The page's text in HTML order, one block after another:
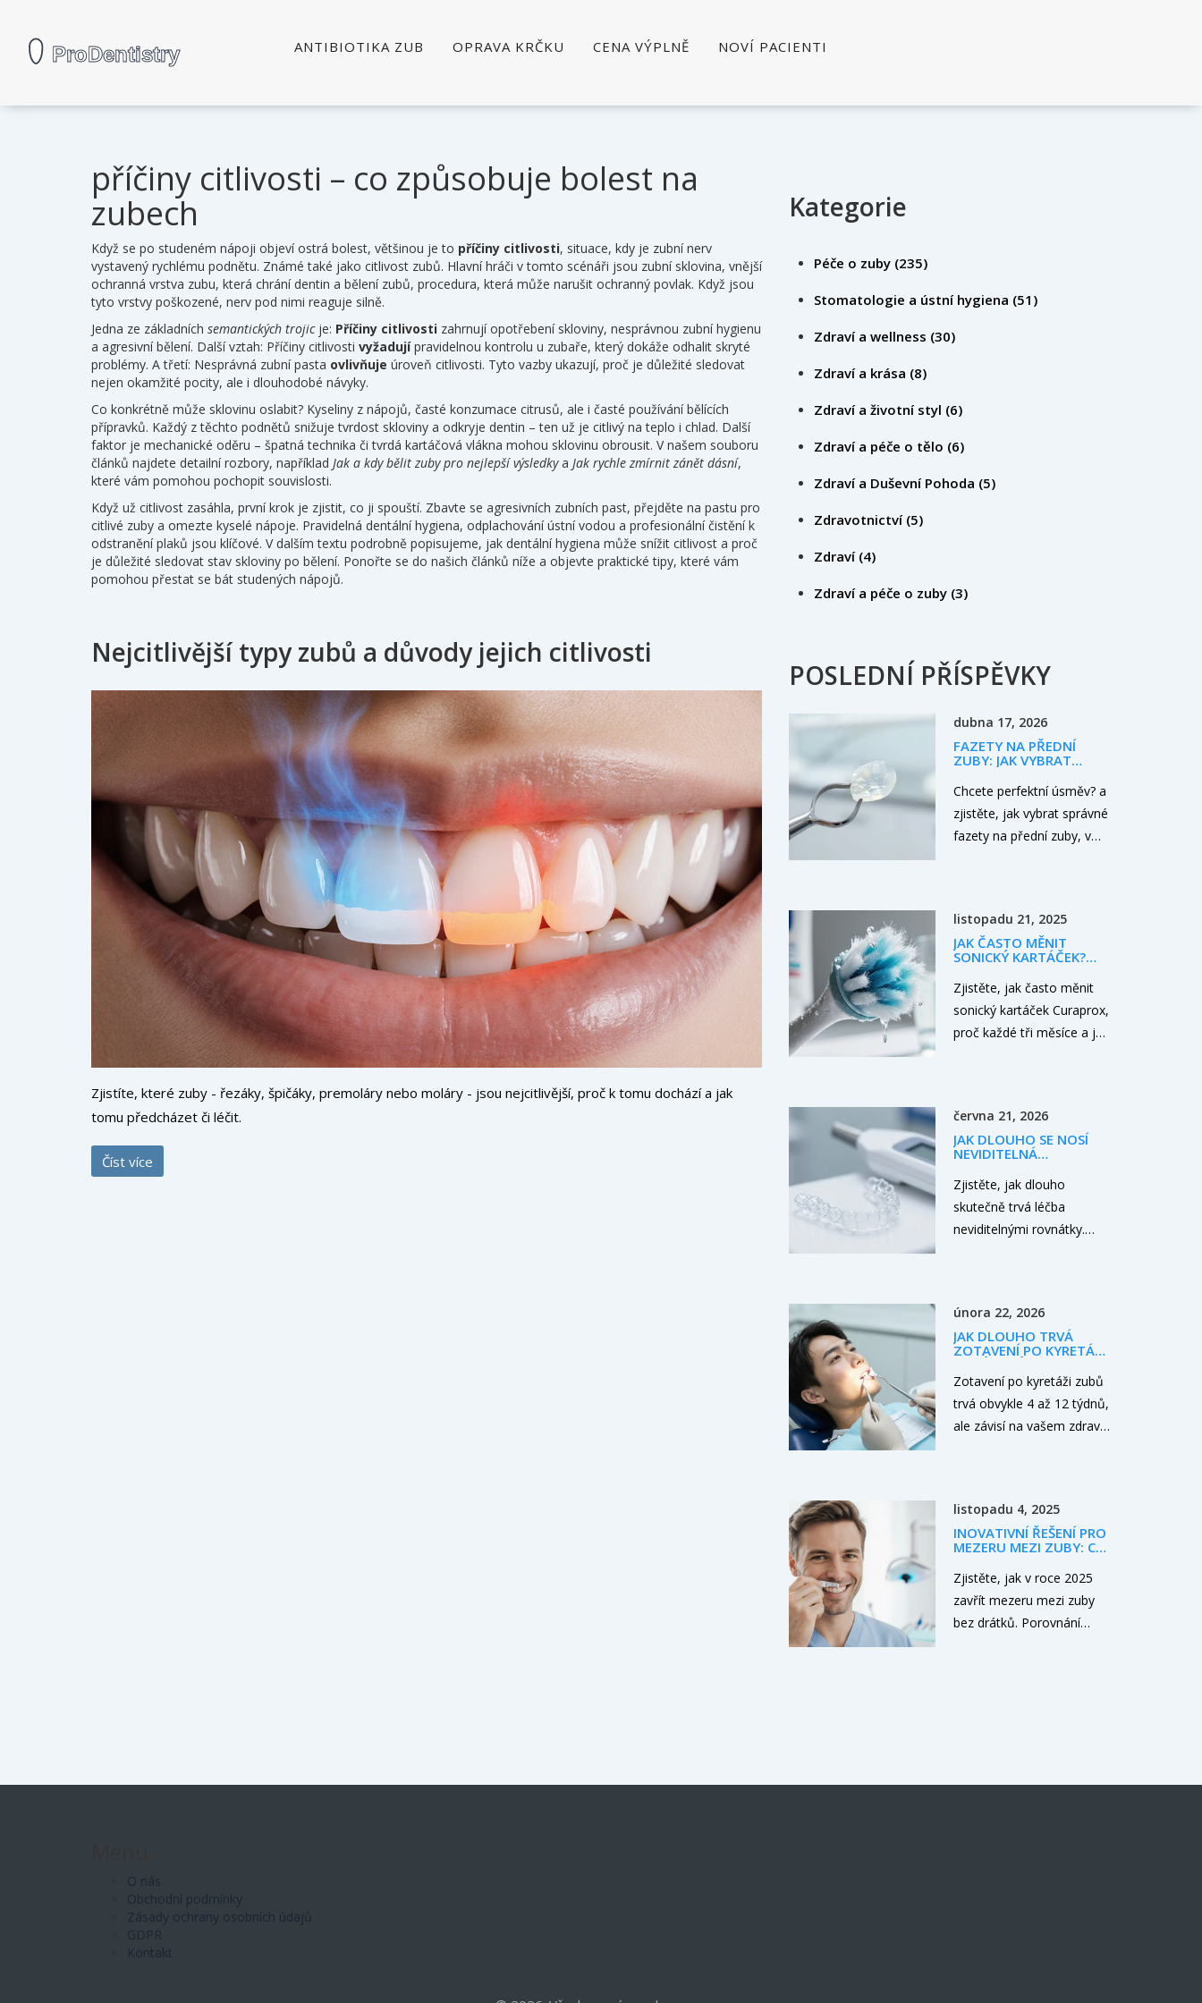
ANTIBIOTIKA ZUB OPRAVA KRČKU CENA VÝPLNĚ NOVÍ PACIENTI
příčiny citlivosti – co způsobuje bolest na
zubech
Když se po studeném nápoji objeví ostrá bolest, většinou je to příčiny citlivosti, situace, kdy je zubní nerv
vystavený rychlému podnětu. Známé také jako citlivost zubů. Hlavní hráči v tomto scénáři jsou zubní sklovina, vnější
ochranná vrstva zubu, která chrání dentin a bělení zubů, procedura, která může narušit ochranný povlak. Když jsou
tyto vrstvy poškozené, nerv pod nimi reaguje silně.
Jedna ze základních semantických trojicje: Příčiny citlivosti zahrnují opotřebení skloviny, nesprávnou zubní hygienu
a agresivní bělení. Další vztah: Příčiny citlivosti vyžadujípravidelnou kontrolu u zubaře, který dokáže odhalit skryté
problémy. A třetí: Nesprávná zubní pasta ovlivňuje úroveň citlivosti. Tyto vazby ukazují, proč je důležité sledovat
nejen okamžité pocity, ale i dlouhodobé návyky.
Co konkrétně může sklovinu oslabit? Kyseliny z nápojů, časté konzumace citrusů, ale i časté používání bělících
přípravků. Každý z těchto podnětů snižuje tvrdost skloviny a odkryje dentin – ten už je citlivý na teplo i chlad. Další
faktor je mechanické oděru – špatná technika či tvrdá kartáčová vlákna mohou sklovinu obrousit. V našem souboru
článků najdete detailní rozbory, například Jak a kdy bělit zuby pro nejlepší výsledkya Jak rychle zmírnit zánět dásní,
které vám pomohou pochopit souvislosti.
Když už citlivost zasáhla, první krok je zjistit, co ji spouští. Zbavte se agresivních zubních past, přejděte na pastu pro
citlivé zuby a omezte kyselé nápoje. Pravidelná dentální hygiena, odplachování ústní vodou a profesionální čistění k
odstranění plaků jsou klíčové. V dalším textu podrobně popisujeme, jak dentální hygiena může snížit citlivost a proč
je důležité sledovat stav skloviny po bělení. Ponořte se do našich článků níže a objevte praktické tipy, které vám
pomohou přestat se bát studených nápojů.
Nejcitlivější typy zubů a důvody jejich citlivosti
Zjistíte, které zuby - řezáky, špičáky, premoláry nebo moláry - jsou nejcitlivější, proč k tomu dochází a jak
tomu předcházet či léčit.
Číst více
Kategorie
Péče o zuby (235)
Stomatologie a ústní hygiena (51)
Zdraví a wellness (30)
Zdraví a krása (8)
Zdraví a životní styl (6)
Zdraví a péče o tělo (6)
Zdraví a Duševní Pohoda (5)
Zdravotnictví (5)
Zdraví (4)
Zdraví a péče o zuby (3)
POSLEDNÍ PŘÍSPĚVKY
dubna 17, 2026
FAZETY NA PŘEDNÍ
ZUBY: JAK VYBRAT
DOSÁHNOUT
PŘIROZENÉHO ÚSMĚVU
Chcete perfektní úsměv? a
zjistěte, jak vybrat správné
fazety na přední zuby, v
výsledku bez chyb.
listopadu 21, 2025
JAK ČASTO MĚNIT
SONICKÝ KARTÁČEK?
POTŘEBUJETE VĚDĚT O
CURAPROX
Zjistěte, jak často měnit
sonický kartáček Curaprox,
proč každé tři měsíce a jak
června 21, 2026
JAK DLOUHO SE NOSÍ
NEVIDITELNÁ
PRŮVODCE LÉČBOU
Zjistěte, jak dlouho
skutečně trvá léčba
neviditelnými rovnátky.
rovnátkům a důležitost
retaineru.
února 22, 2026
JAK DLOUHO TRVÁ
ZOTAVENÍ PO KYRETÁŽI
OČEKÁVAT
Zotavení po kyretáži zubů
trvá obvykle 4 až 12 týdnů,
ale závisí na vašem zdraví
zastavit pokročilou
parodontitidu a zachovat
listopadu 4, 2025
INOVATIVNÍ ŘEŠENÍ PRO
MEZERU MEZI ZUBY: CO
Zjistěte, jak v roce 2025
zavřít mezeru mezi zuby
bez drátků. Porovnání
O nás
Obchodní podmínky
Zásady ochrany osobních údajů
GDPR
Kontakt